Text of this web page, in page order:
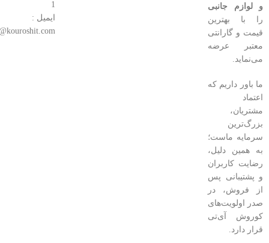
و لوازم جانبی
را با بهترین
قیمت و گارانتی
معتبر عرضه
می‌نماید.
ما باور داریم که
اعتماد
مشتریان،
بزرگ‌ترین
سرمایه ماست؛
به همین دلیل،
رضایت کاربران
و پشتیبانی پس
از فروش، در
صدر اولویت‌های
کوروش آی‌تی
قرار دارد.
ایمیل :